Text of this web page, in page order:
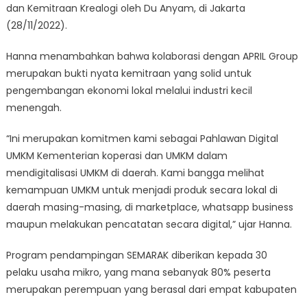
dan Kemitraan Krealogi oleh Du Anyam, di Jakarta
(28/11/2022).
Hanna menambahkan bahwa kolaborasi dengan APRIL Group
merupakan bukti nyata kemitraan yang solid untuk
pengembangan ekonomi lokal melalui industri kecil
menengah.
“Ini merupakan komitmen kami sebagai Pahlawan Digital
UMKM Kementerian koperasi dan UMKM dalam
mendigitalisasi UMKM di daerah. Kami bangga melihat
kemampuan UMKM untuk menjadi produk secara lokal di
daerah masing-masing, di marketplace, whatsapp business
maupun melakukan pencatatan secara digital,” ujar Hanna.
Program pendampingan SEMARAK diberikan kepada 30
pelaku usaha mikro, yang mana sebanyak 80% peserta
merupakan perempuan yang berasal dari empat kabupaten